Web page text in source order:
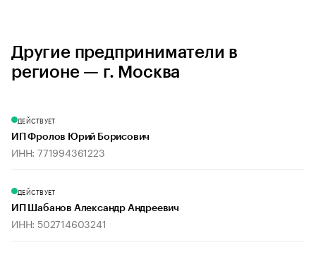
Другие предприниматели в
регионе — г. Москва
ДЕЙСТВУЕТ
ИП Фролов Юрий Борисович
ИНН: 771994361223
ДЕЙСТВУЕТ
ИП Шабанов Александр Андреевич
ИНН: 502714603241